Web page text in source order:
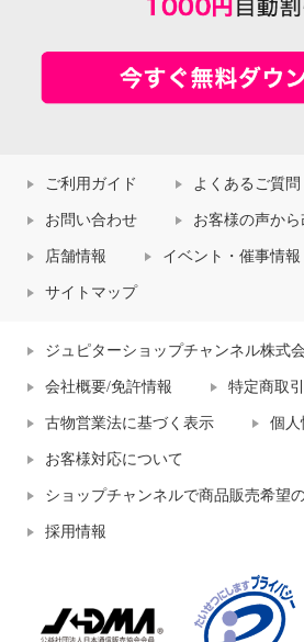
ご利用ガイド よくあるご質問
お問い合わせ お客様の声か
店舗情報 イベント・催事情報
サイトマップ
ジュピターショップチャンネル株式
会社概要/免許情報 特定商取
古物営業法に基づく表示 個人
お客様対応について
ショップチャンネルで商品販売希望
採用情報